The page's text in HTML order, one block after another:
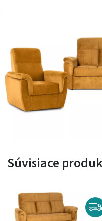
praktickosť:
ľahko
nábytkom
Rozmery a
Výška 100 cm
Súvisiace